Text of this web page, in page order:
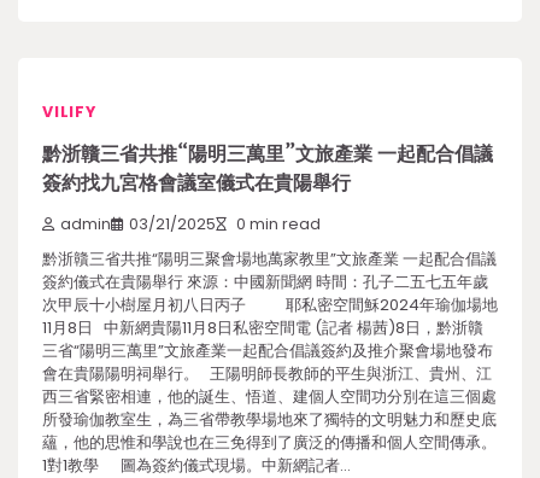
VILIFY
黔浙贛三省共推“陽明三萬里”文旅產業 一起配合倡議
簽約找九宮格會議室儀式在貴陽舉行
admin 03/21/2025 0 min read
黔浙贛三省共推“陽明三聚會場地萬家教里”文旅產業 一起配合倡議
簽約儀式在貴陽舉行 來源：中國新聞網 時間：孔子二五七五年歲
次甲辰十小樹屋月初八日丙子 耶私密空間穌2024年瑜伽場地
11月8日 中新網貴陽11月8日私密空間電 (記者 楊茜)8日，黔浙贛
三省“陽明三萬里”文旅產業一起配合倡議簽約及推介聚會場地發布
會在貴陽陽明祠舉行。 王陽明師長教師的平生與浙江、貴州、江
西三省緊密相連，他的誕生、悟道、建個人空間功分別在這三個處
所發瑜伽教室生，為三省帶教學場地來了獨特的文明魅力和歷史底
蘊，他的思惟和學說也在三免得到了廣泛的傳播和個人空間傳承。
1對1教學 圖為簽約儀式現場。中新網記者…